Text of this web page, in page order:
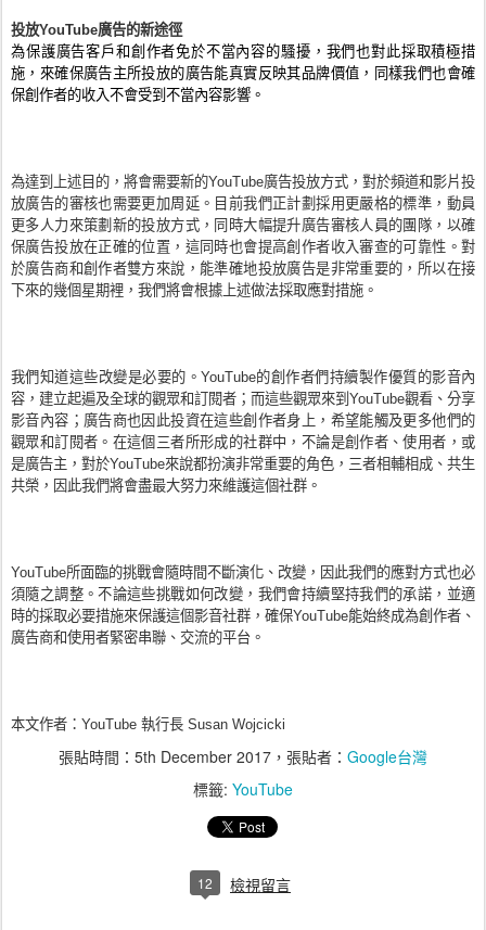
投放YouTube廣告的新途徑
為保護廣告客戶和創作者免於不當內容的騷擾，我們也對此採取積極措
施，來確保廣告主所投放的廣告能真實反映其品牌價值，同樣我們也會確
保創作者的收入不會受到不當內容影響。
為達到上述目的，將會需要新的YouTube廣告投放方式，對於頻道和影片投
放廣告的審核也需要更加周延。目前我們正計劃採用更嚴格的標準，動員
更多人力來策劃新的投放方式，同時大幅提升廣告審核人員的團隊，以確
保廣告投放在正確的位置，這同時也會提高創作者收入審查的可靠性。對
於廣告商和創作者雙方來說，能準確地投放廣告是非常重要的，所以在接
下來的幾個星期裡，我們將會根據上述做法採取應對措施。
我們知道這些改變是必要的。YouTube的創作者們持續製作優質的影音內
容，建立起遍及全球的觀眾和訂閱者；而這些觀眾來到YouTube觀看、分享
影音內容；廣告商也因此投資在這些創作者身上，希望能觸及更多他們的
觀眾和訂閱者。在這個三者所形成的社群中，不論是創作者、使用者，或
是廣告主，對於YouTube來說都扮演非常重要的角色，三者相輔相成、共生
共榮，因此我們將會盡最大努力來維護這個社群。
YouTube所面臨的挑戰會隨時間不斷演化、改變，因此我們的應對方式也必
須隨之調整。不論這些挑戰如何改變，我們會持續堅持我們的承諾，並適
時的採取必要措施來保護這個影音社群，確保YouTube能始終成為創作者、
廣告商和使用者緊密串聯、交流的平台。
本文作者：YouTube 執行長 Susan Wojcicki
張貼時間： 5th December 2017 ，張貼者： Google台灣
標籤: YouTube
12 檢視留言